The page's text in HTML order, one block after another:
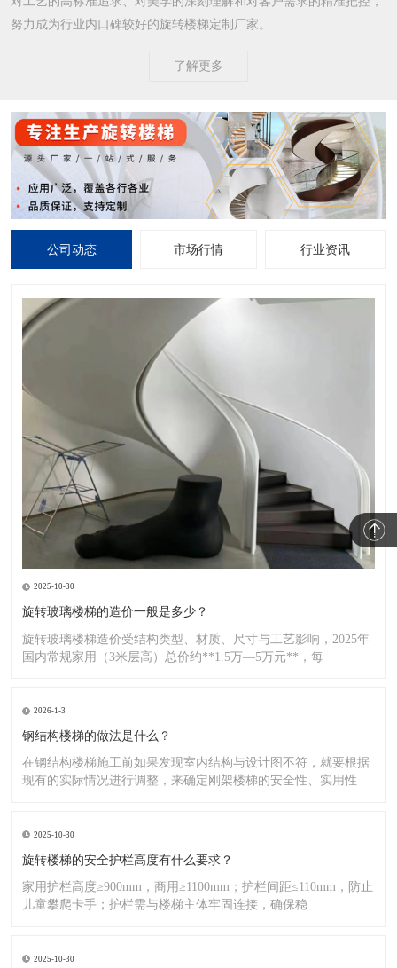
努力成为行业内口碑较好的旋转楼梯定制厂家。​
了解更多
公司动态 市场行情 行业资讯
2025-10-30
旋转玻璃楼梯的造价一般是多少？
旋转玻璃楼梯造价受结构类型、材质、尺寸与工艺影响，2025年
国内常规家用（3米层高）总价约**1.5万—5万元**，每
2026-1-3
钢结构楼梯的做法是什么？
在钢结构楼梯施工前如果发现室内结构与设计图不符，就要根据
现有的实际情况进行调整，来确定刚架楼梯的安全性、实用性
2025-10-30
旋转楼梯的安全护栏高度有什么要求？
家用护栏高度≥900mm，商用≥1100mm；护栏间距≤110mm，防止
儿童攀爬卡手；护栏需与楼梯主体牢固连接，确保稳
2025-10-30